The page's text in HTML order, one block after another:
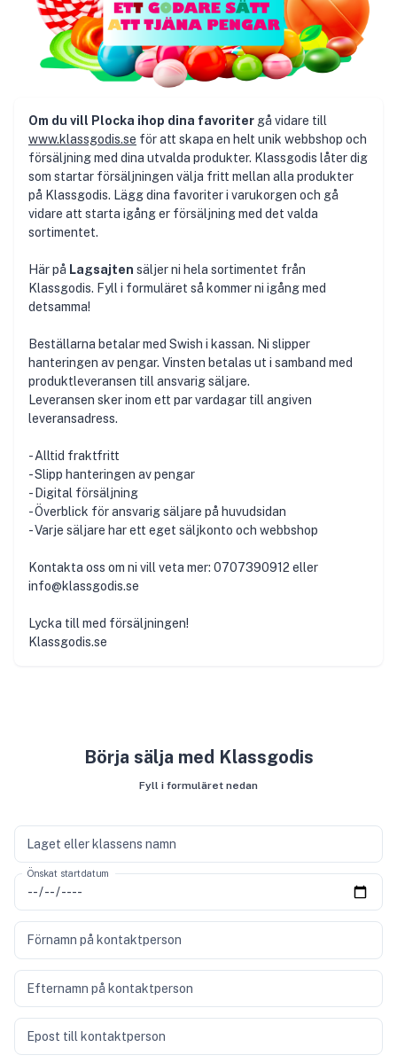
Om du vill Plocka ihop dina favoriter gå vidare till
www.klassgodis.se för att skapa en helt unik webbshop och
försäljning med dina utvalda produkter. Klassgodis låter dig
som startar försäljningen välja fritt mellan alla produkter
på Klassgodis. Lägg dina favoriter i varukorgen och gå
vidare att starta igång er försäljning med det valda
sortimentet.
Här på Lagsajten säljer ni hela sortimentet från
Klassgodis. Fyll i formuläret så kommer ni igång med
detsamma!
Beställarna betalar med Swish i kassan. Ni slipper
hanteringen av pengar. Vinsten betalas ut i samband med
produktleveransen till ansvarig säljare.
Leveransen sker inom ett par vardagar till angiven
leveransadress.
- Alltid fraktfritt
- Slipp hanteringen av pengar
- Digital försäljning
- Överblick för ansvarig säljare på huvudsidan
- Varje säljare har ett eget säljkonto och webbshop
Kontakta oss om ni vill veta mer: 0707390912 eller
info@klassgodis.se
Lycka till med försäljningen!
Klassgodis.se
Börja sälja med Klassgodis
Fyll i formuläret nedan
Laget eller klassens namn
Önskat startdatum
Förnamn på kontaktperson
Efternamn på kontaktperson
Epost till kontaktperson